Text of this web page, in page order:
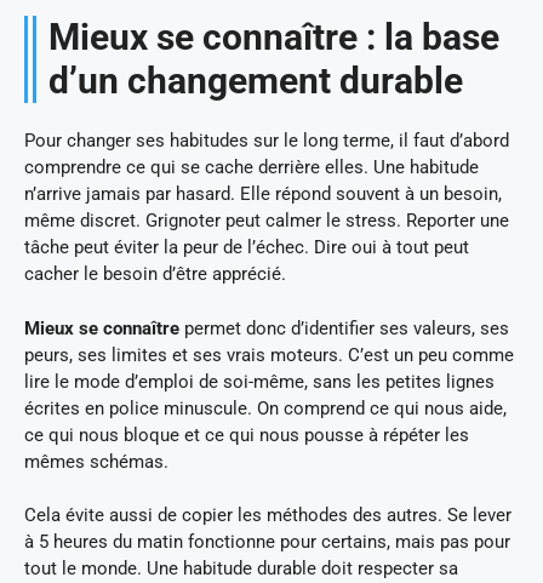
Mieux se connaître : la base
d’un changement durable
Pour changer ses habitudes sur le long terme, il faut d’abord
comprendre ce qui se cache derrière elles. Une habitude
n’arrive jamais par hasard. Elle répond souvent à un besoin,
même discret. Grignoter peut calmer le stress. Reporter une
tâche peut éviter la peur de l’échec. Dire oui à tout peut
cacher le besoin d’être apprécié.
Mieux se connaître permet donc d’identifier ses valeurs, ses
peurs, ses limites et ses vrais moteurs. C’est un peu comme
lire le mode d’emploi de soi-même, sans les petites lignes
écrites en police minuscule. On comprend ce qui nous aide,
ce qui nous bloque et ce qui nous pousse à répéter les
mêmes schémas.
Cela évite aussi de copier les méthodes des autres. Se lever
à 5 heures du matin fonctionne pour certains, mais pas pour
tout le monde. Une habitude durable doit respecter sa